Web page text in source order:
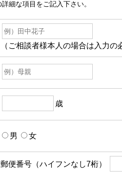
細な項目をご記入下さい。
（ご相談者様本人の場合は入力
歳
男 女
郵便番号（ハイフンなし7桁）